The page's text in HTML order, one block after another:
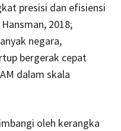
presisi dan efisiensi
2018;
negara,
bergerak cepat
dalam skala
oleh kerangka